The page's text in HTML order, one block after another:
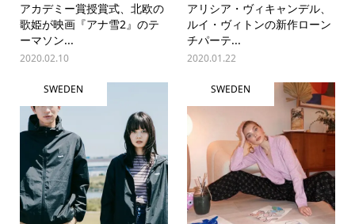
アカデミー賞授賞式、北欧の
歌姫が映画『アナ雪2』のテ
ーマソン...
2020.02.10
アリシア・ヴィキャンデル、
ルイ・ヴィトンの新作ローン
チパーテ...
2020.01.22
SWEDEN SWEDEN